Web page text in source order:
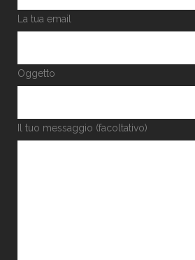
La tua email
Oggetto
Il tuo messaggio (facoltativo)